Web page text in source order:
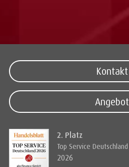
Kontakt
Angebot
2. Platz
Top Service Deutschland
2026